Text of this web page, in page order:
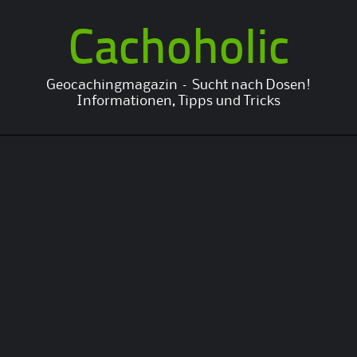
Cachoholic
Geocachingmagazin – Sucht nach Dosen!
Informationen, Tipps und Tricks